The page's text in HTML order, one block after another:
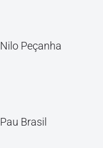
Nilo Peçanha
Pau Brasil